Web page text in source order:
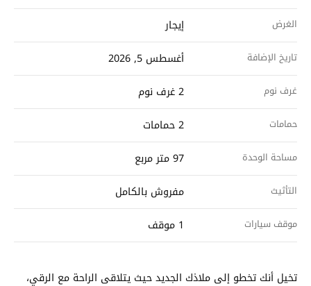
الغرض إيجار
تاريخ الإضافة أغسطس 5, 2026
غرف نوم 2 غرف نوم
حمامات 2 حمامات
مساحة الوحدة 97 متر مربع
التأثيث مفروش بالكامل
موقف سيارات 1 موقف
تخيل أنك تخطو إلى ملاذك الجديد حيث يتلاقى الراحة مع الرقي،